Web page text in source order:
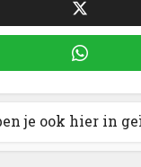
je ook hier in